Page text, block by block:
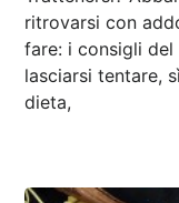
ritrovarsi con
fare: i consigli
lasciarsi tentare,
dieta,